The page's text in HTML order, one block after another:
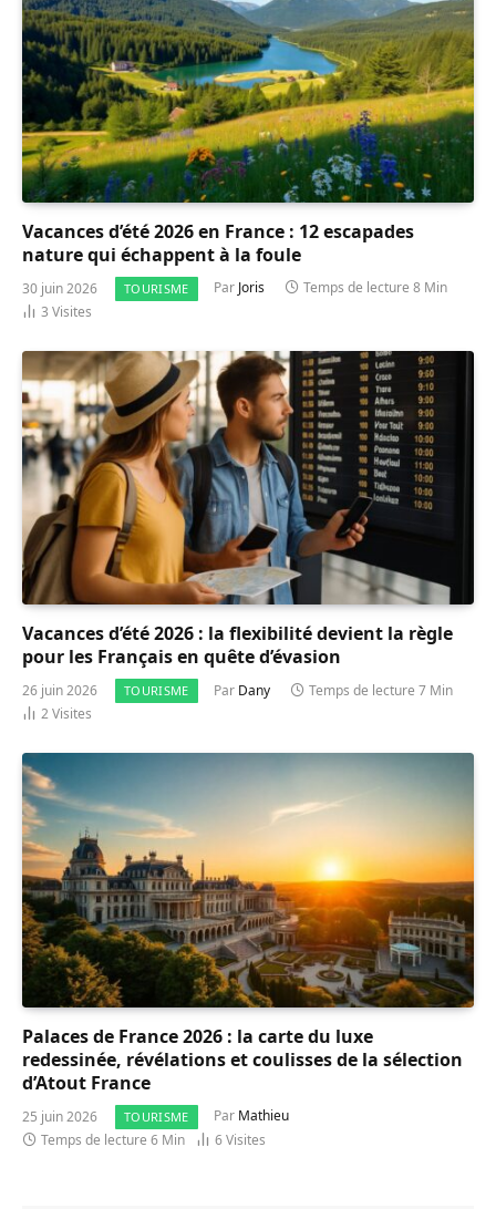
Vacances d’été 2026 en France : 12 escapades
nature qui échappent à la foule
30 juin 2026 TOURISME Par Joris
Temps de lecture 8 Min
3 Visites
Vacances d’été 2026 : la flexibilité devient la règle
pour les Français en quête d’évasion
26 juin 2026 TOURISME Par Dany
Temps de lecture 7 Min
2Visites
Palaces de France 2026 : la carte du luxe
redessinée, révélations et coulisses de la sélection
d’Atout France
25 juin 2026 TOURISME Par Mathieu
Temps de lecture 6 Min
6Visites